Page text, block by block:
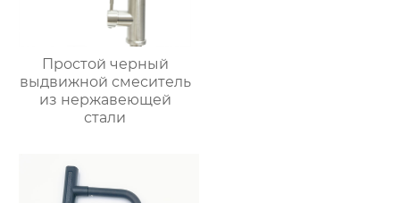
Простой черный
выдвижной смеситель
из нержавеющей
стали